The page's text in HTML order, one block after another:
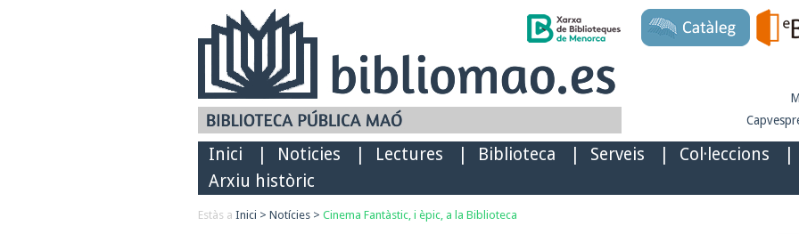
Inici Noticies Lectures Biblioteca Serveis Col·leccions
Arxiu històric
Estàs a Inici > Notícies > Cinema Fantàstic, i èpic, a la Biblioteca